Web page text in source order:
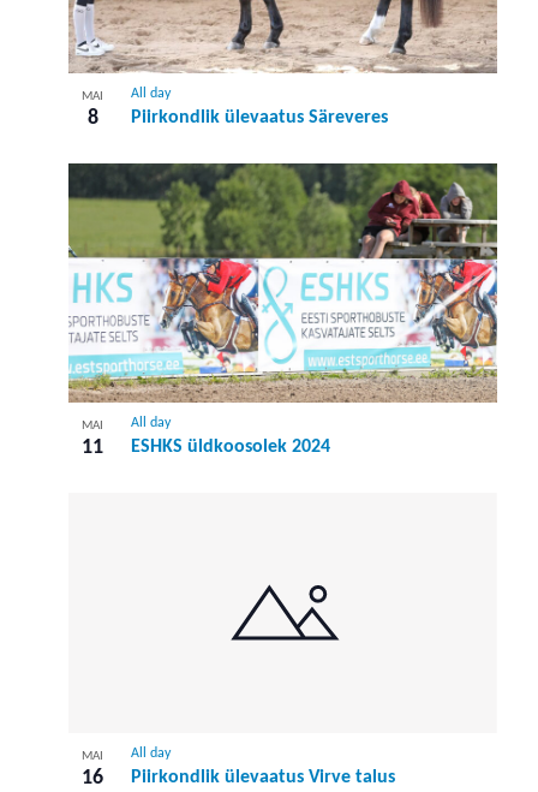
MAI
8 Piirkondlik ülevaatus Säreveres
All day
MAI
11 ESHKS üldkoosolek 2024
All day
MAI
16 Piirkondlik ülevaatus Virve talus
All day